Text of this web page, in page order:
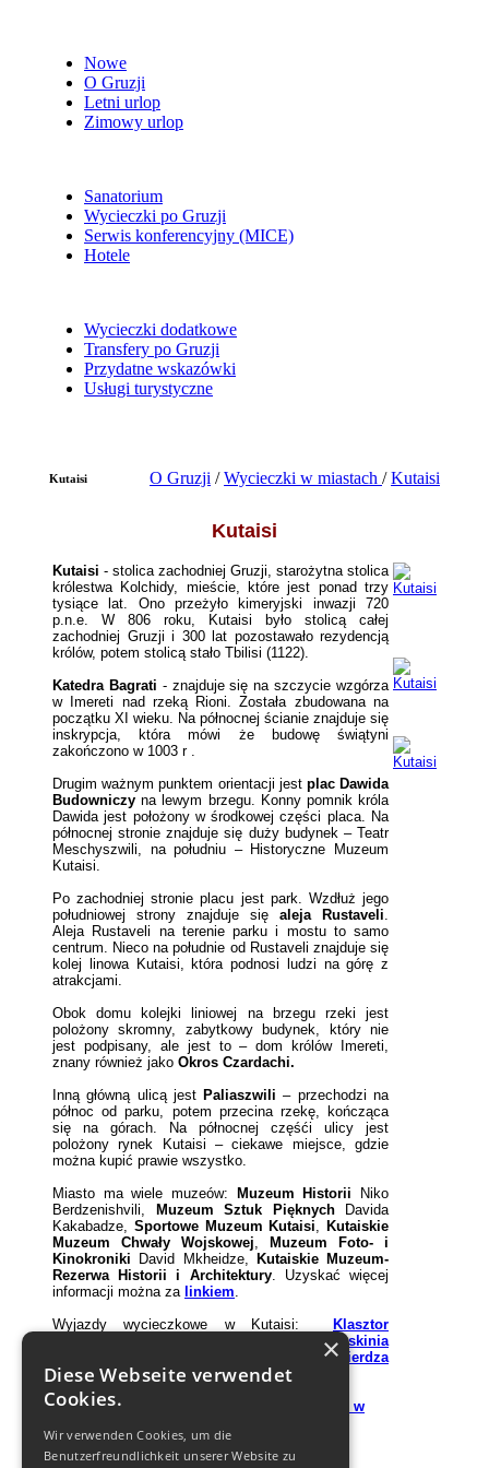
Nowe
O Gruzji
Letni urlop
Zimowy urlop
Sanatorium
Wycieczki po Gruzji
Serwis konferencyjny (MICE)
Hotele
Wycieczki dodatkowe
Transfery po Gruzji
Przydatne wskazówki
Usługi turystyczne
Kutaisi O Gruzji /Wycieczki w miastach /Kutaisi
Kutaisi
Kutaisi - stolica zachodniej Gruzji, starożytna stolica
królestwa Kolchidy, mieście, które jest ponad trzy
tysiące lat. Ono przeżyło kimeryjski inwazji 720
p.n.e. W 806 roku, Kutaisi było stolicą
całej
zachodniej Gruzji i 300 lat pozostawało rezydencją
królów, potem stolicą stało Tbilisi (1122).
Katedra Bagrati - znajduje się na szczycie wzgórza
w Imereti nad rzeką Rioni. Została zbudowana na
początku XI wieku. Na północnej ścianie znajduje się
inskrypcja, która mówi że budowę świątyni
zakończono w 1003 r .
Drugim ważnym punktem orientacji jest plac Dawida
Budowniczy na lewym brzegu. Konny pomnik króla
Dawida jest położony w środkowej części placa. Na
północnej stronie znajduje się duży budynek – Teatr
Meschyszwili, na południu – Historyczne Muzeum
Kutaisi.
Po zachodniej stronie placu jest park. Wzdłuż jego
południowej strony znajduje się aleja Rustaveli.
Aleja Rustaveli na terenie parku i mostu to samo
centrum. Nieco na południe od Rustaveli znajduje się
kolej linowa Kutaisi, która podnosi ludzi na górę z
atrakcjami.
Obok domu kolejki liniowej na brzegu rzeki jest
polożony skromny, zabytkowy budynek, który nie
jest podpisany, ale jest to – dom królów Imereti,
znany również jako Okros Czardachi.
Inną główną ulicą jest Paliaszwili – przechodzi na
północ od parku, potem przecina rzekę, kończąca
się na górach. Na północnej
częśći ulicy jest
polożony rynek Kutaisi – ciekawe miejsce, gdzie
można kupić prawie wszystko.
Miasto ma wiele muzeów:
Muzeum Historii Niko
Berdzenishvili,
Muzeum Sztuk PięknychDavida
Kakabadze, Sportowe Muzeum Kutaisi, Kutaiskie
Muzeum Chwały Wojskowej,
Muzeum Foto- i
Kinokroniki David Mkheidze,
Kutaiskie Muzeum-
Rezerwa Historii i Architektury. Uzyskać więcej
informacji można za linkiem.
Wyjazdy wycieczkowe w Kutaisi:
Klasztor
Jaskinia
,twierdza
Szaropani, kanion Okaceikanion Martwili
Hotele Kutaisi można zobaczyć w
hotele w
×
Diese Webseite verwendet
Cookies.
Wir verwenden Cookies, um die
Benutzerfreundlichkeit unserer Website zu